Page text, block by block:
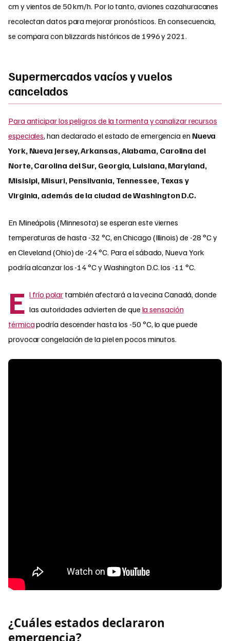
cm y vientos de 50 km/h. Por lo tanto, aviones cazahuracanes
recolectan datos para mejorar pronósticos. En consecuencia,
se compara con blizzards históricos de 1996 y 2021.
Supermercados vacíos y vuelos
cancelados
Para anticipar los peligros de la tormenta y canalizar recursos
especiales, han declarado el estado de emergencia en Nueva
York, Nueva Jersey, Arkansas, Alabama, Carolina del
Norte, Carolina del Sur, Georgia, Luisiana, Maryland,
Misisipi, Misuri, Pensilvania, Tennessee, Texas y
Virginia, además de la ciudad de Washington D.C.
En Mineápolis (Minnesota) se esperan este viernes
temperaturas de hasta -32 °C, en Chicago (Illinois) de -28 °C y
en Cleveland (Ohio) de -24 °C. Para el sábado, Nueva York
podría alcanzar los -14 °C y Washington D.C. los -11 °C.
E l frío polar también afectará a la vecina Canadá, donde
las autoridades advierten de que la sensación
térmicapodría descender hasta los -50 °C, lo que puede
provocar congelación de la piel en pocos minutos.
¿Cuáles estados declararon
emergencia?